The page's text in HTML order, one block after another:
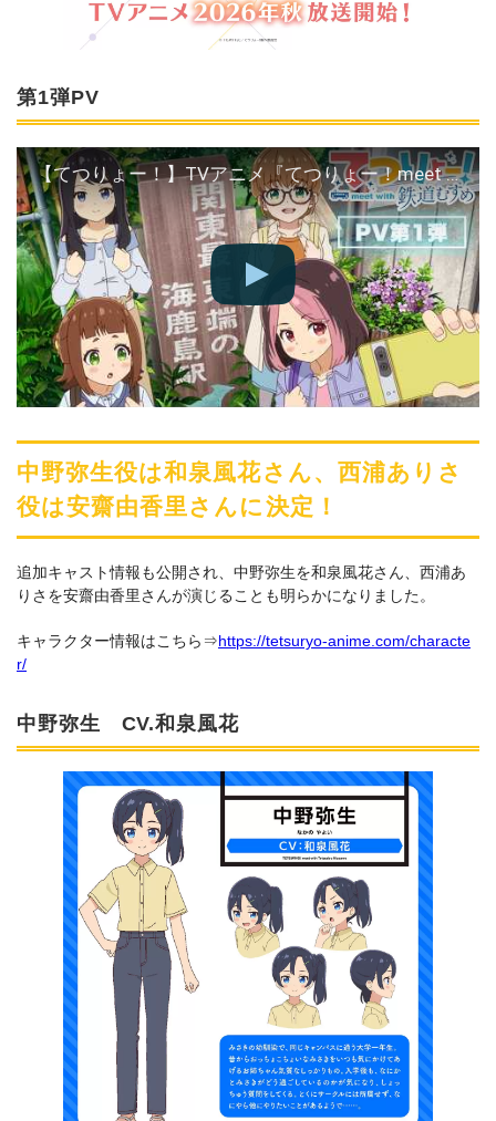
第1弾PV
【てつりょー！】TVアニメ『てつりょー！meet with 鉄道むすめ』PV第1弾
中野弥生役は和泉風花さん、西浦ありさ
役は安齋由香里さんに決定！
追加キャスト情報も公開され、中野弥生を和泉風花さん、西浦あ
りさを安齋由香里さんが演じることも明らかになりました。
キャラクター情報はこちら⇒https://tetsuryo-anime.com/characte
r/
中野弥生 CV.和泉風花